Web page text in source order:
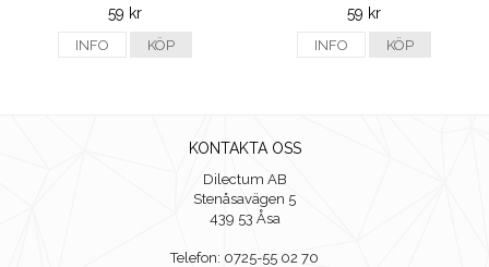
59 kr
INFO KÖP
59 kr
INFO KÖP
KONTAKTA OSS
Dilectum AB
Stenåsavägen 5
439 53 Åsa
Telefon: 0725-55 02 70